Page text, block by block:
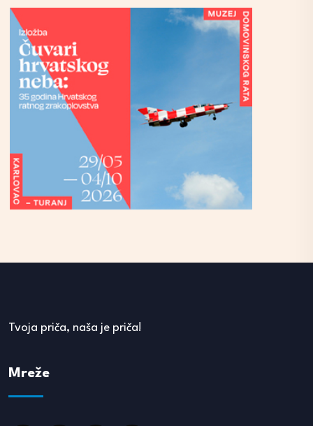
Tvoja priča, naša je priča!
Mreže